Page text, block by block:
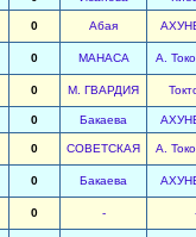
0 Абая
0 МАНАСА А.
0 М. ГВАРДИЯ
0 Бакаева
0 СОВЕТСКАЯ А.
0 Бакаева
0 -